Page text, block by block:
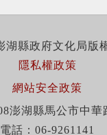
湖縣政府文化局版
隱私權政策
網站安全政策
澎湖縣馬公市中華
電話：06-9261141